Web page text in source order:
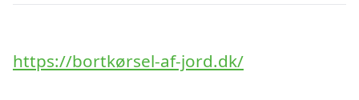
https://bortkørsel-af-jord.dk/